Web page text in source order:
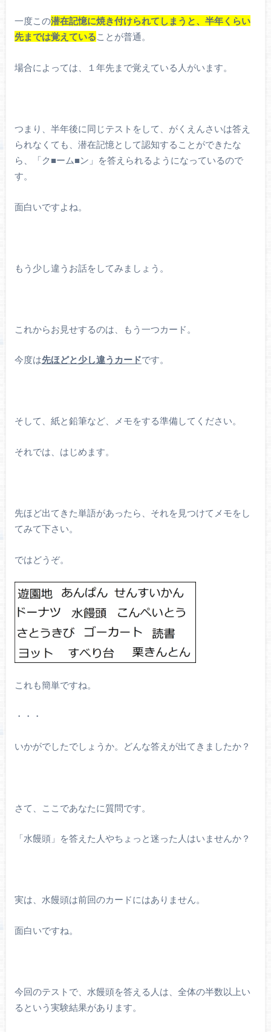
一度この潜在記憶に焼き付けられてしまうと、半年くらい
先までは覚えていることが普通。
場合によっては、１年先まで覚えている人がいます。
つまり、半年後に同じテストをして、がくえんさいは答え
られなくても、潜在記憶として認知することができたな
ら、「ク■ーム■ン」を答えられるようになっているので
す。
面白いですよね。
もう少し違うお話をしてみましょう。
これからお見せするのは、もう一つカード。
今度は先ほどと少し違うカードです。
そして、紙と鉛筆など、メモをする準備してください。
それでは、はじめます。
先ほど出てきた単語があったら、それを見つけてメモをし
てみて下さい。
ではどうぞ。
これも簡単ですね。
・・・
いかがでしたでしょうか。どんな答えが出てきましたか？
さて、ここであなたに質問です。
「水饅頭」を答えた人やちょっと迷った人はいませんか？
実は、水饅頭は前回のカードにはありません。
面白いですね。
今回のテストで、水饅頭を答える人は、全体の半数以上い
るという実験結果があります。